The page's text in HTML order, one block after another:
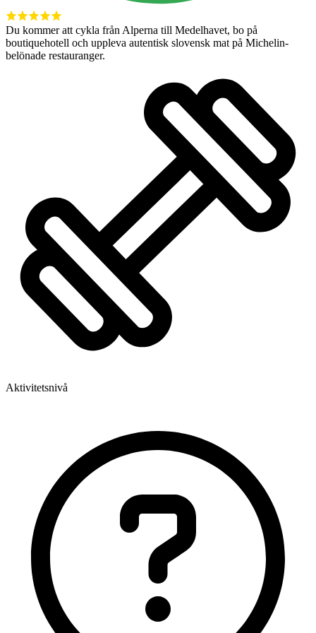
Du kommer att cykla från Alperna till Medelhavet, bo på
boutiquehotell och uppleva autentisk slovensk mat på Michelin-
belönade restauranger.
Aktivitetsnivå